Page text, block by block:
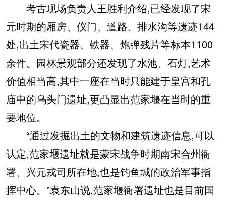
考古现场负责人王胜利介绍,已经发现了宋
元时期的厢房、仪门、道路、排水沟等遗迹144
处,出土宋代瓷器、铁器、炮弹残片等标本1100
余件。园林景观部分还发现了水池、石灯,艺术
价值相当高,其中一座在当时只能建于皇宫和孔
庙中的乌头门遗址,更凸显出范家堰在当时的重
要地位。
“通过发掘出土的文物和建筑遗迹信息,可以
认定,范家堰遗址就是蒙宋战争时期南宋合州衙
署、兴元戎司所在地,也是钓鱼城的政治军事指
挥中心。”袁东山说,范家堰衙署遗址也是目前国